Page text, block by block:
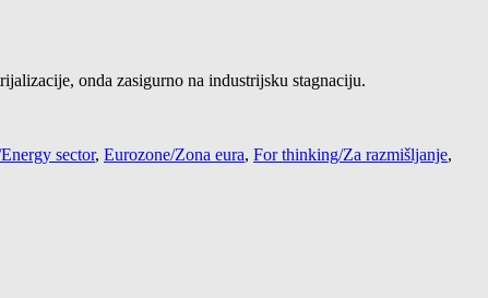
onda zasigurno na industrijsku stagnaciju.
sector, Eurozone/Zona eura, For thinking/Za razmišljanje,